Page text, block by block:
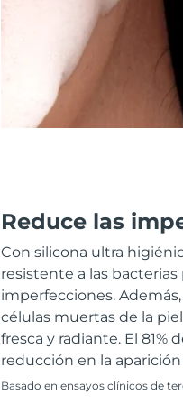
Reduce las
Con silicona ultra
resistente a las bacterias
imperfecciones.
células muertas de la
fresca y radiante. El 81%
reducción en la
Basado en ensayos clínicos de